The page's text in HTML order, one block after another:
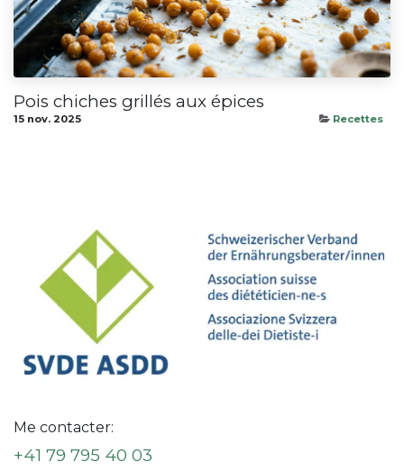
Pois chiches grillés aux épices
15 nov. 2025 Recettes
Me contacter:
+41 79 795 40 03